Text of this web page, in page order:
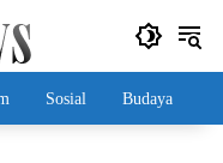
Sosial Budaya